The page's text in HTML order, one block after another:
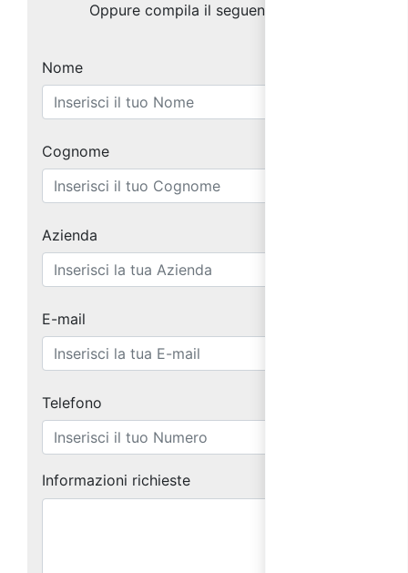
Oppure compila il seguente form:
Nome
Cognome
Azienda
E-mail
Telefono
Informazioni richieste